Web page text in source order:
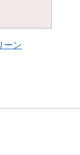
ーン